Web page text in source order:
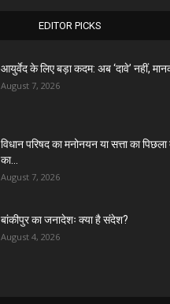
EDITOR PICKS
आयुर्वेद के लिए बड़ा कदम: अब ‘दावे’ नहीं,
August 7, 2026
विधान परिषद का मनोनयन या सत्ता का
का...
August 7, 2026
बांकीपुर का जनादेशः क्या है संदेश?
August 4, 2026